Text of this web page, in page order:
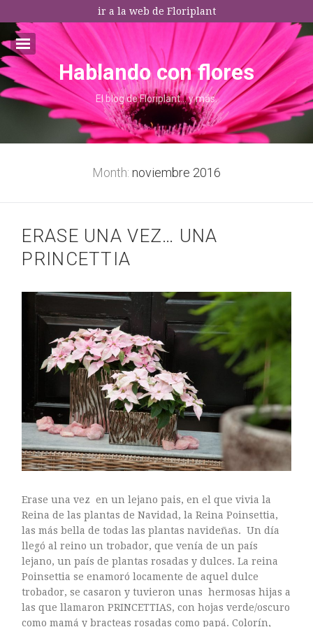
ir a la web de Floriplant
I agree terms and conditions.*
Email:*
* This field is required
ARTE FLORAL
CULTIVOS
DECORACION
EXPOSICIONES
FLORISTERÍAS
INSTAGRAM
JARDINES
LOS PINTORES Y LAS FLORES
MAESTROS FLORISTAS
MARKETING
PLANTAS
ramos de novia
Hablando con flores
El blog de Floriplant… y más.
Month: noviembre 2016
ERASE UNA VEZ… UNA
PRINCETTIA
Erase una vez en un lejano pais, en el que vivia la
Reina de las plantas de Navidad, la Reina Poinsettia,
las más bella de todas las plantas navideñas. Un día
llegó al reino un trobador, que venía de un país
lejano, un país de plantas rosadas y dulces. La reina
Poinsettia se enamoró locamente de aquel dulce
trobador, se casaron y tuvieron unas hermosas hijas a
las que llamaron PRINCETTIAS, con hojas verde/oscuro
como mamá y bracteas rosadas como papá. Colorín,